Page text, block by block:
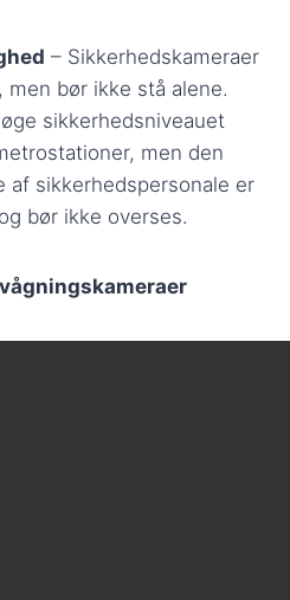
– Sikkerhedskameraer
bør ikke stå alene.
sikkerhedsniveauet
men den
sikkerhedspersonale er
bør ikke overses.